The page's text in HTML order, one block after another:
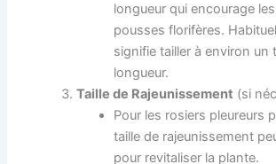
longueur qui encourage
pousses florifères.
signifie tailler à environ un
longueur.
Taille de Rajeunissement (si
Pour les rosiers pleureurs
taille de rajeunissement
pour revitaliser la plante.